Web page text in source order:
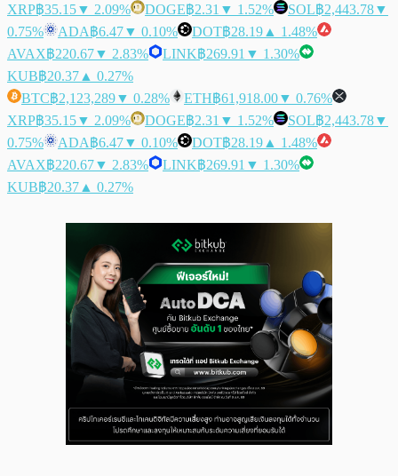
XRP฿35.15▼ 2.09% DOGE฿2.31 ▼ 1.52% SOL฿2,443.78▼
0.75%
ADA฿6.47▼ 0.10% DOT฿28.19 ▲ 1.48%
AVAX฿220.67▼ 2.83% LINK฿269.91 ▼ 1.30%
KUB฿20.37 ▲ 0.27%
BTC฿2,123,289▼ 0.28% ETH฿61,918.00▼ 0.76%
XRP฿35.15▼ 2.09% DOGE฿2.31 ▼ 1.52% SOL฿2,443.78▼
0.75%
ADA฿6.47▼ 0.10% DOT฿28.19 ▲ 1.48%
AVAX฿220.67▼ 2.83% LINK฿269.91 ▼ 1.30%
KUB฿20.37 ▲ 0.27%